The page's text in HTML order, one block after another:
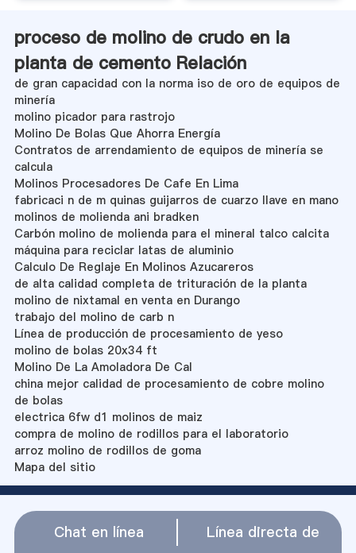
proceso de molino de crudo en la
planta de cemento Relación
de gran capacidad con la norma iso de oro de equipos de
minería
molino picador para rastrojo
Molino De Bolas Que Ahorra Energía
Contratos de arrendamiento de equipos de minería se
calcula
Molinos Procesadores De Cafe En Lima
fabricaci n de m quinas guijarros de cuarzo llave en mano
molinos de molienda ani bradken
Carbón molino de molienda para el mineral talco calcita
máquina para reciclar latas de aluminio
Calculo De Reglaje En Molinos Azucareros
de alta calidad completa de trituración de la planta
molino de nixtamal en venta en Durango
trabajo del molino de carb n
Línea de producción de procesamiento de yeso
molino de bolas 20x34 ft
Molino De La Amoladora De Cal
china mejor calidad de procesamiento de cobre molino
de bolas
electrica 6fw d1 molinos de maiz
compra de molino de rodillos para el laboratorio
arroz molino de rodillos de goma
Mapa del sitio
Chat en línea
Línea directa de